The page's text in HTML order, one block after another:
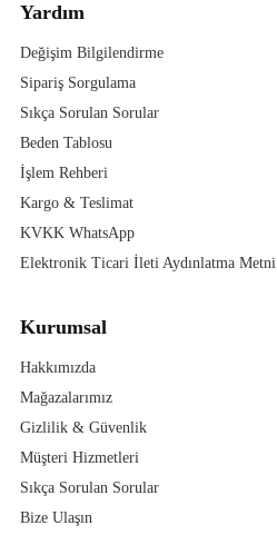
Yardım
Değişim Bilgilendirme
Sipariş Sorgulama
Sıkça Sorulan Sorular
Beden Tablosu
İşlem Rehberi
Kargo & Teslimat
KVKK WhatsApp
Elektronik Ticari İleti Aydınlatma Metni
Kurumsal
Hakkımızda
Mağazalarımız
Gizlilik & Güvenlik
Müşteri Hizmetleri
Sıkça Sorulan Sorular
Bize Ulaşın